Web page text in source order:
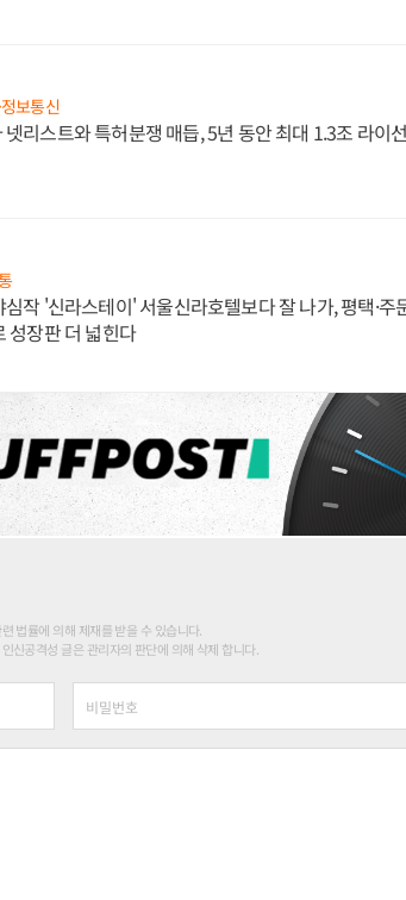
보통신
넷리스트와 특허분쟁 매듭, 5년 동안 최대 1.3조 라이
작 '신라스테이' 서울신라호텔보다 잘 나가, 평택·주
성장판 더 넓힌다
법률에 의해 제재를 받을 수 있습니다.
신공격성 글은 관리자의 판단에 의해 삭제 합니다.